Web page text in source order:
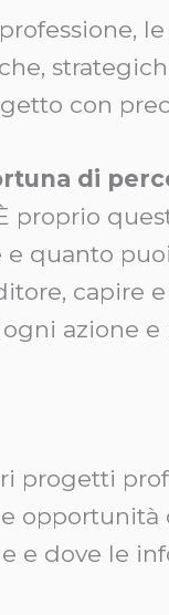
con
di
proprio
quanto
capire
azione
progetti
e dove le